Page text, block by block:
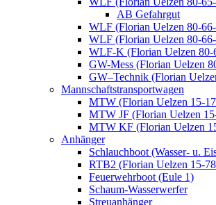
AB Gefahrgut
WLF (Florian Uelzen 80-
WLF (Florian Uelzen 80-
WLF-K (Florian Uelzen 80-
GW-Mess (Florian Uelzen
GW–Technik (Florian
Mannschaftstransportwagen
MTW (Florian Uelzen 15-
MTW JF (Florian Uelzen
MTW KF (Florian Uelzen
Anhänger
Schlauchboot (Wasser- u.
RTB2 (Florian Uelzen 15-
Feuerwehrboot (Eule 1)
Schaum-Wasserwerfer
Streuanhänger